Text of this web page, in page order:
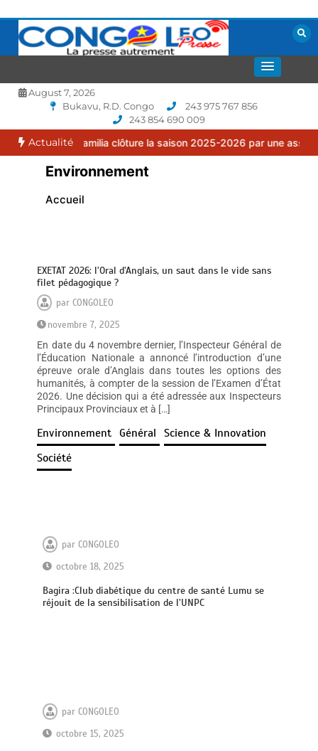
contenu
CONGOLEO
August 7, 2026
Bukavu, R.D. Congo
243 975 767 856
243 854 690 009
Actualité
Puma Familia clôture la saison 2025-2026 par une assemblée
Environnement
Accueil
EXETAT 2026: l’Oral d’Anglais, un saut dans le vide sans
filet pédagogique ?
parCONGOLEO
novembre 7, 2025
En date du 4 novembre dernier, l’Inspecteur Général de
l’Éducation Nationale a annoncé l’introduction d’une
épreuve orale d’Anglais dans toutes les options des
humanités, à compter de la session de l’Examen d’État
2026. Une décision qui a été adressée aux Inspecteurs
Principaux Provinciaux et à […]
Environnement Général
Science & Innovation
Société
parCONGOLEO
octobre 18, 2025
Bagira :Club diabétique du centre de santé Lumu se
réjouit de la sensibilisation de l’UNPC
parCONGOLEO
octobre 15, 2025